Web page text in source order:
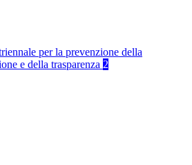
per la prevenzione della
e della trasparenza 2